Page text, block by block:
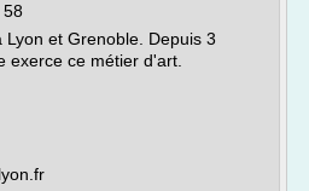
et Grenoble. Depuis 3
exerce ce métier d'art.